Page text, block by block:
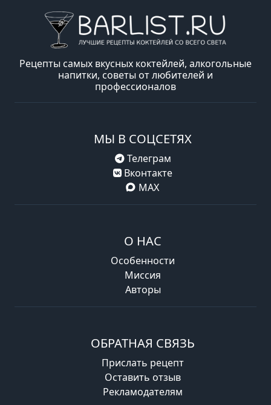
Рецепты самых вкусных коктейлей, алкогольные
напитки, советы от любителей и
профессионалов
МЫ В СОЦСЕТЯХ
Телеграм
Вконтакте
MAX
О НАС
Особенности
Миссия
Авторы
ОБРАТНАЯ СВЯЗЬ
Прислать рецепт
Оставить отзыв
Рекламодателям